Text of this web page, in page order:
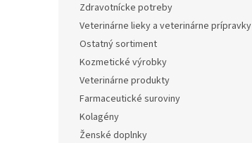
Zdravotnícke potreby
Veterinárne lieky a veterinárne prípravky
Ostatný sortiment
Kozmetické výrobky
Veterinárne produkty
Farmaceutické suroviny
Kolagény
Ženské doplnky